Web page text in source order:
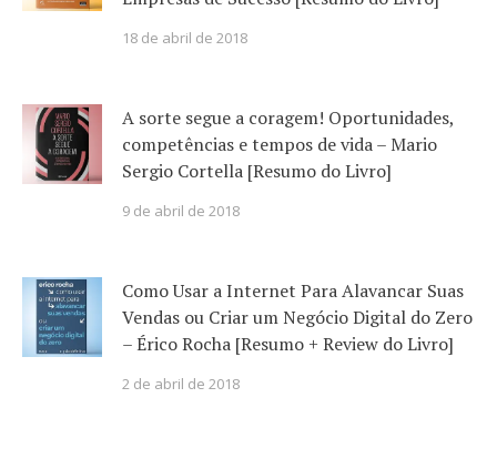
18 de abril de 2018
A sorte segue a coragem! Oportunidades,
competências e tempos de vida – Mario
Sergio Cortella [Resumo do Livro]
9 de abril de 2018
Como Usar a Internet Para Alavancar Suas
Vendas ou Criar um Negócio Digital do Zero
– Érico Rocha [Resumo + Review do Livro]
2 de abril de 2018